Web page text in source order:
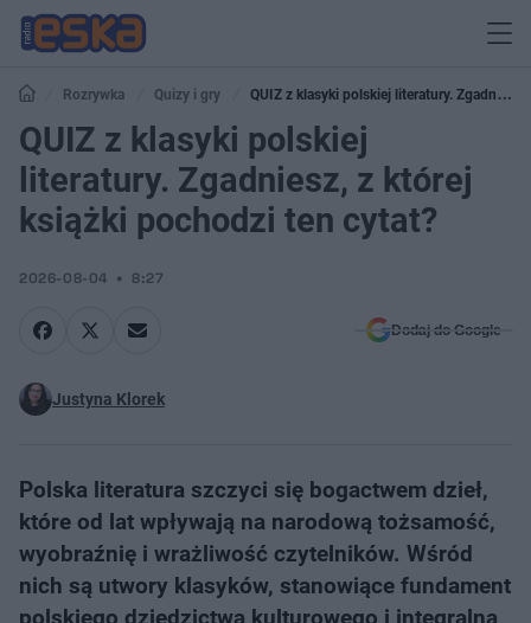
Rozrywka Quizy i gry
QUIZ z klasyki polskiej literatury. Zgadniesz,
z której książki pochodzi ten cytat?
QUIZ z klasyki polskiej
literatury. Zgadniesz, z której
książki pochodzi ten cytat?
2026-08-04 8:27
Dodaj do Google
Justyna Klorek
Polska literatura szczyci się bogactwem dzieł,
które od lat wpływają na narodową tożsamość,
wyobraźnię i wrażliwość czytelników. Wśród
nich są utwory klasyków, stanowiące fundament